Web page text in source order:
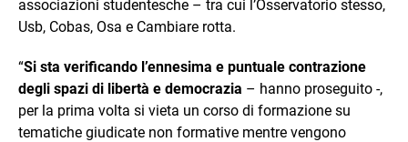
associazioni studentesche – tra cui l’Osservatorio stesso,
Usb, Cobas, Osa e Cambiare rotta.
“Si sta verificando l’ennesima e puntuale contrazione
degli spazi di libertà e democrazia – hanno proseguito -,
per la prima volta si vieta un corso di formazione su
tematiche giudicate non formative mentre vengono